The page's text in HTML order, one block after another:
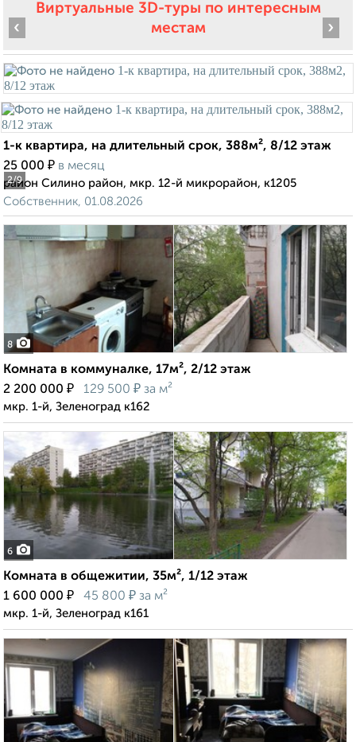
Виртуальные 3D-туры по интересным
местам
2/9
‹ ›
1-к квартира, на длительный срок, 388м², 8/12 этаж
25 000 ₽ в месяц
район Силино район, мкр. 12-й микрорайон, к1205
Собственник, 01.08.2026
8
Комната в коммуналке, 17м², 2/12 этаж
2 200 000 ₽ 129 500 ₽ за м²
мкр. 1-й, Зеленоград к162
6
Комната в общежитии, 35м², 1/12 этаж
1 600 000 ₽ 45 800 ₽ за м²
мкр. 1-й, Зеленоград к161